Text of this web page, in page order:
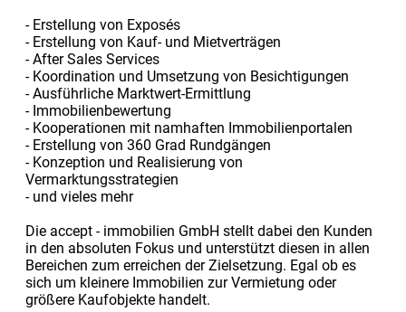
- Erstellung von Exposés
- Erstellung von Kauf- und Mietverträgen
- After Sales Services
- Koordination und Umsetzung von Besichtigungen
- Ausführliche Marktwert-Ermittlung
- Immobilienbewertung
- Kooperationen mit namhaften Immobilienportalen
- Erstellung von 360 Grad Rundgängen
- Konzeption und Realisierung von
Vermarktungsstrategien
- und vieles mehr
Die accept - immobilien GmbH stellt dabei den Kunden
in den absoluten Fokus und unterstützt diesen in allen
Bereichen zum erreichen der Zielsetzung. Egal ob es
sich um kleinere Immobilien zur Vermietung oder
größere Kaufobjekte handelt.